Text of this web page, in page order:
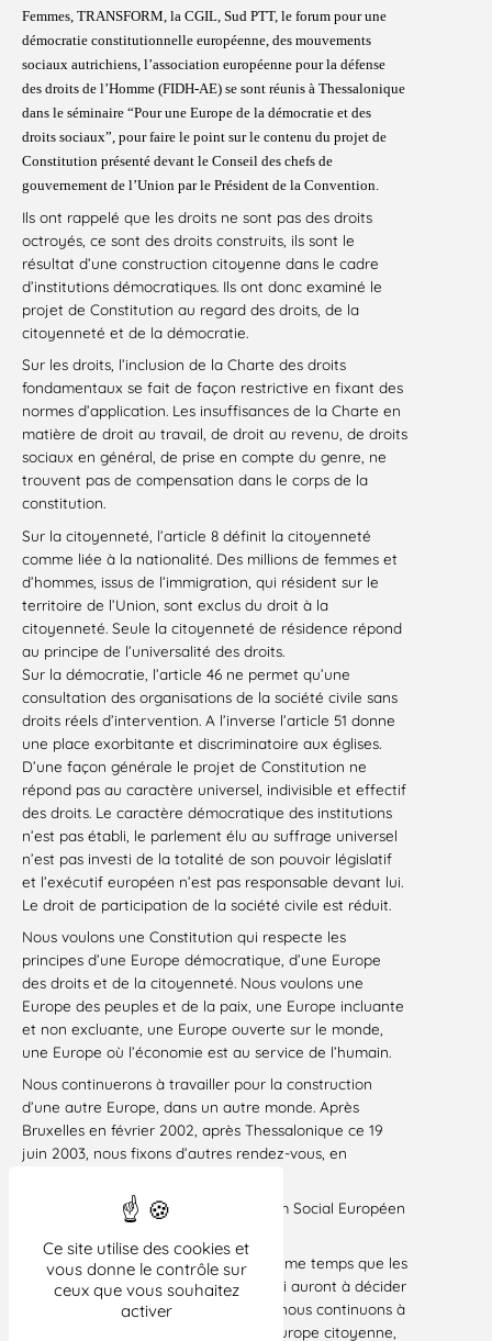
Ce site utilise des cookies et
vous donne le contrôle sur
ceux que vous souhaitez
activer
Femmes, TRANSFORM, la CGIL, Sud PTT, le forum pour une
démocratie constitutionnelle européenne, des mouvements
sociaux autrichiens, l’association européenne pour la défense
des droits de l’Homme (FIDH-AE) se sont réunis à Thessalonique
dans le séminaire “Pour une Europe de la démocratie et des
droits sociaux”, pour faire le point sur le contenu du projet de
Constitution présenté devant le Conseil des chefs de
gouvernement de l’Union par le Président de la Convention.
Ils ont rappelé que les droits ne sont pas des droits
octroyés, ce sont des droits construits, ils sont le
résultat d’une construction citoyenne dans le cadre
d’institutions démocratiques. Ils ont donc examiné le
projet de Constitution au regard des droits, de la
citoyenneté et de la démocratie.
Sur les droits, l’inclusion de la Charte des droits
fondamentaux se fait de façon restrictive en fixant des
normes d’application. Les insuffisances de la Charte en
matière de droit au travail, de droit au revenu, de droits
sociaux en général, de prise en compte du genre, ne
trouvent pas de compensation dans le corps de la
constitution.
Sur la citoyenneté, l’article 8 définit la citoyenneté
comme liée à la nationalité. Des millions de femmes et
d’hommes, issus de l’immigration, qui résident sur le
territoire de l’Union, sont exclus du droit à la
citoyenneté. Seule la citoyenneté de résidence répond
au principe de l’universalité des droits.
Sur la démocratie, l’article 46 ne permet qu’une
consultation des organisations de la société civile sans
droits réels d’intervention. A l’inverse l’article 51 donne
une place exorbitante et discriminatoire aux églises.
D’une façon générale le projet de Constitution ne
répond pas au caractère universel, indivisible et effectif
des droits. Le caractère démocratique des institutions
n’est pas établi, le parlement élu au suffrage universel
n’est pas investi de la totalité de son pouvoir législatif
et l’exécutif européen n’est pas responsable devant lui.
Le droit de participation de la société civile est réduit.
Nous voulons une Constitution qui respecte les
principes d’une Europe démocratique, d’une Europe
des droits et de la citoyenneté. Nous voulons une
Europe des peuples et de la paix, une Europe incluante
et non excluante, une Europe ouverte sur le monde,
une Europe où l’économie est au service de l’humain.
Nous continuerons à travailler pour la construction
d’une autre Europe, dans un autre monde. Après
Bruxelles en février 2002, après Thessalonique ce 19
juin 2003, nous fixons d’autres rendez-vous, en
du 12 au 14 Septembre 2003 au Forum Social Européen
au mois de Décembre à Rome, en même temps que les
chefs de gouvernement de l’Union qui auront à décider
de la Constitution, pour montrer que nous continuons à
lutter pour imposer un projet d’une Europe citoyenne,